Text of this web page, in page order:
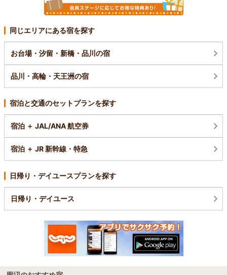
同じエリアにある宿を探す
お台場・汐留・新橋・品川の宿
品川・高輪・天王洲の宿
宿泊と交通のセットプランを探す
宿泊 ＋ JAL/ANA 航空券
宿泊 ＋ JR 新幹線・特急
日帰り・デイユースプランを探す
日帰り・デイユース